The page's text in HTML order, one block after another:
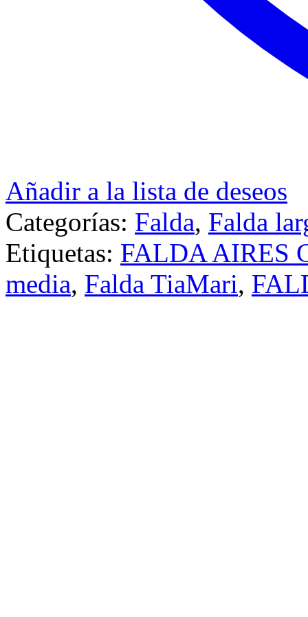
Añadir a la lista de deseos
Categorías: Falda, Falda
Etiquetas: FALDA AIRES
media, Falda TiaMari,